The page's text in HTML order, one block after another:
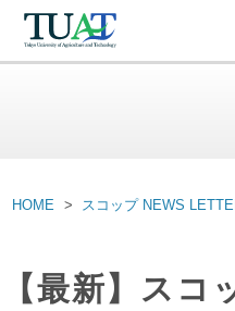
HOME スコップ NEWS
【最新】ス